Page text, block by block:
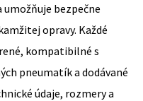
umožňuje bezpečne
opravy. Každé
kompatibilné s
pneumatík a dodávané
údaje, rozmery a